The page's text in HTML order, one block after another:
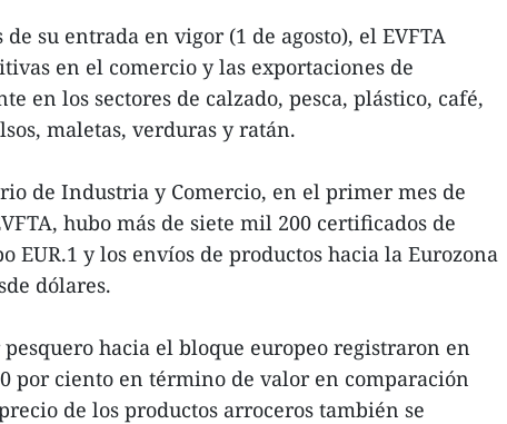
de su entrada en vigor (1 de agosto), el EVFTA
en el comercio y las exportaciones de
en los sectores de calzado, pesca, plástico, café,
maletas, verduras y ratán.
de Industria y Comercio, en el primer mes de
hubo más de siete mil 200 certificados de
EUR.1 y los envíos de productos hacia la Eurozona
dólares.
hacia el bloque europeo registraron en
por ciento en término de valor en comparación
de los productos arroceros también se